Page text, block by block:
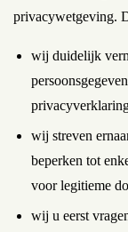
privacywetgeving.
wij duidelijk
wij streven
beperken tot
voor legitieme
wij u eerst